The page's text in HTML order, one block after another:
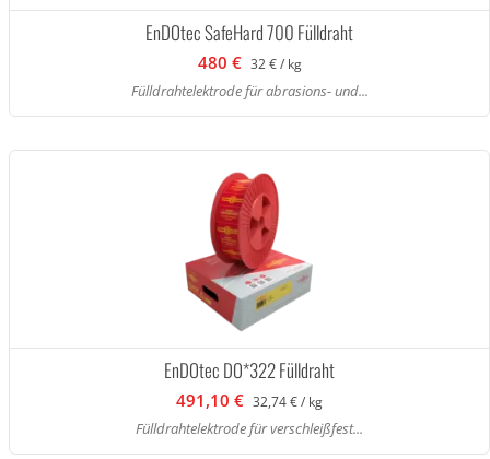
EnDOtec SafeHard 700 Fülldraht
480 € 32 € / kg
Fülldrahtelektrode für abrasions- und...
EnDOtec DO*322 Fülldraht
491,10 € 32,74 € / kg
Fülldrahtelektrode für verschleißfest...